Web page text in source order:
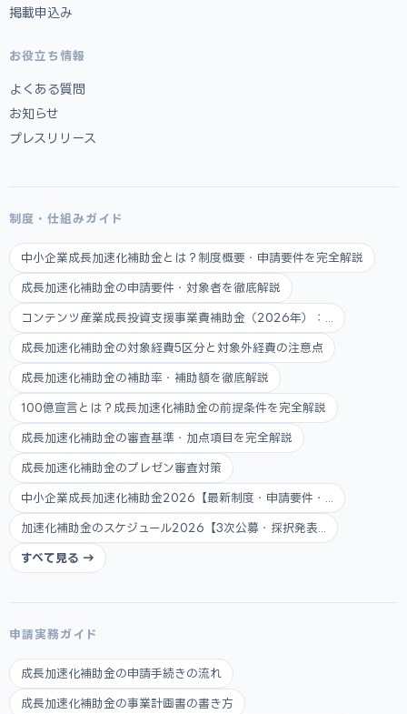
掲載申込み
お役立ち情報
よくある質問
お知らせ
プレスリリース
制度・仕組みガイド
中小企業成長加速化補助金とは？制度概要・申請要件を完全解説
成長加速化補助金の申請要件・対象者を徹底解説
コンテンツ産業成長投資支援事業費補助金（2026年）：...
成長加速化補助金の対象経費5区分と対象外経費の注意点
成長加速化補助金の補助率・補助額を徹底解説
100億宣言とは？成長加速化補助金の前提条件を完全解説
成長加速化補助金の審査基準・加点項目を完全解説
成長加速化補助金のプレゼン審査対策
中小企業成長加速化補助金2026【最新制度・申請要件・...
加速化補助金のスケジュール2026【3次公募・採択発表...
すべて見る →
申請実務ガイド
成長加速化補助金の申請手続きの流れ
成長加速化補助金の事業計画書の書き方